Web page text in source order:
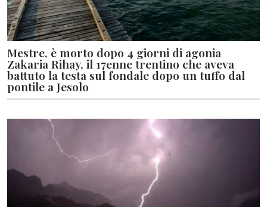
Mestre, è morto dopo 4 giorni di agonia
Zakaria Rihay, il 17enne trentino che aveva
battuto la testa sul fondale dopo un tuffo dal
pontile a Jesolo